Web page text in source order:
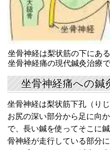
坐骨神経は梨状筋の下にあ
坐骨神経痛の現代鍼灸治療
坐骨神経痛への鍼
坐骨神経は梨状筋下孔（り
お尻の深い部分から足に向
で、長い鍼を使ってそこに
骨神経が走行している部分